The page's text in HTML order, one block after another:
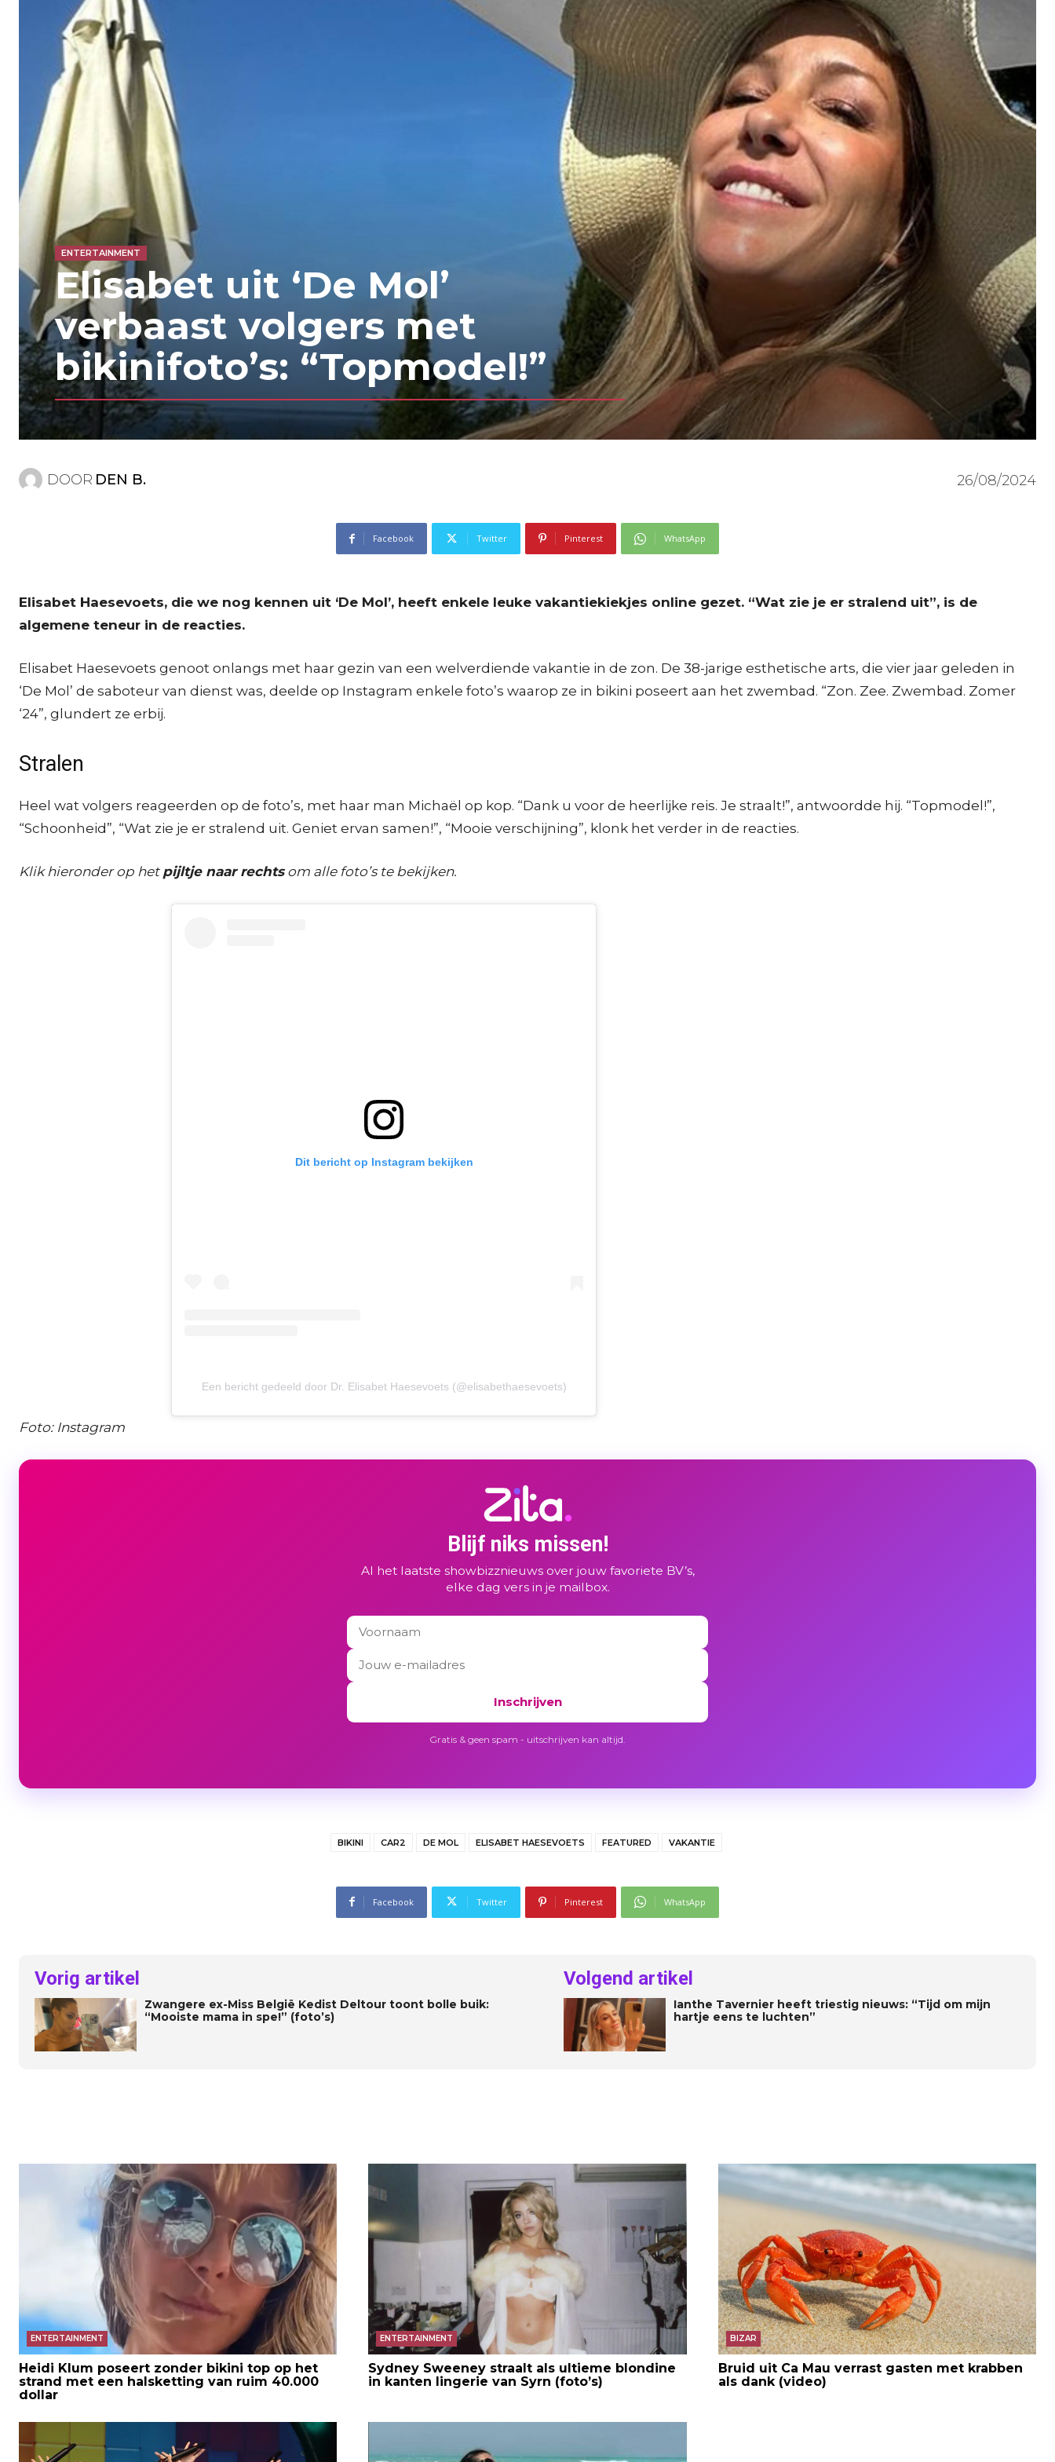
ENTERTAINMENT
Elisabet uit ‘De Mol’
verbaast volgers met
bikinifoto’s: “Topmodel!”
DOOR DEN B. 26/08/2024
Facebook Twitter Pinterest WhatsApp
Elisabet Haesevoets, die we nog kennen uit ‘De Mol’, heeft enkele leuke vakantiekiekjes online gezet. “Wat zie je er stralend uit”, is de
algemene teneur in de reacties.
Elisabet Haesevoets genoot onlangs met haar gezin van een welverdiende vakantie in de zon. De 38-jarige esthetische arts, die vier jaar geleden in
‘De Mol’ de saboteur van dienst was, deelde op Instagram enkele foto’s waarop ze in bikini poseert aan het zwembad. “Zon. Zee. Zwembad. Zomer
‘24”, glundert ze erbij.
Stralen
Heel wat volgers reageerden op de foto’s, met haar man Michaël op kop. “Dank u voor de heerlijke reis. Je straalt!”, antwoordde hij. “Topmodel!”,
“Schoonheid”, “Wat zie je er stralend uit. Geniet ervan samen!”, “Mooie verschijning”, klonk het verder in de reacties.
Klik hieronder op het pijltje naar rechtsom alle foto’s te bekijken.
Dit bericht op Instagram bekijken
Een bericht gedeeld door Dr. Elisabet Haesevoets (@elisabethaesevoets)
Foto: Instagram
Blijf niks missen!
Al het laatste showbizznieuws over jouw favoriete BV’s,
elke dag vers in je mailbox.
Inschrijven
Gratis & geen spam - uitschrijven kan altijd.
BIKINI CAR2 DE MOL ELISABET HAESEVOETS FEATURED VAKANTIE
Facebook Twitter Pinterest WhatsApp
Vorig artikel
Zwangere ex-Miss België Kedist Deltour toont bolle buik:
“Mooiste mama in spe!” (foto’s)
Volgend artikel
Ianthe Tavernier heeft triestig nieuws: “Tijd om mijn
hartje eens te luchten”
ENTERTAINMENT
Heidi Klum poseert zonder bikini top op het
strand met een halsketting van ruim 40.000
dollar
ENTERTAINMENT
Sydney Sweeney straalt als ultieme blondine
in kanten lingerie van Syrn (foto’s)
BIZAR
Bruid uit Ca Mau verrast gasten met krabben
als dank (video)